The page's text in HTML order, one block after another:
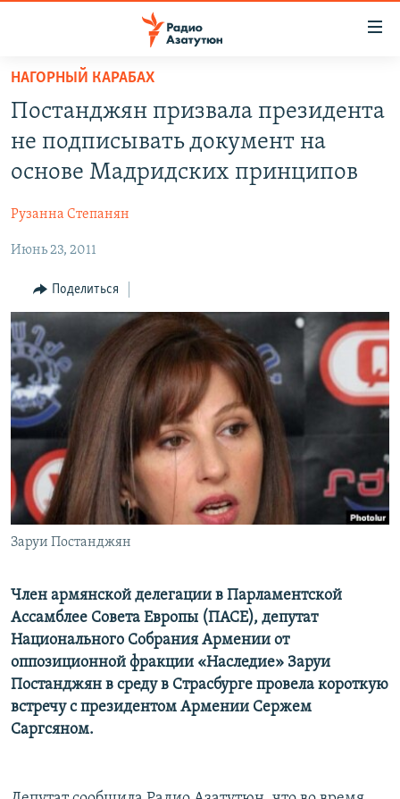
Перейти
основному
содержанию
основной
навигации
Перейти
поиску
ПОЛИТИКА
ЭКОНОМИКА
РЕГИОН
НАГОРНЫЙ КАРАБАХ
КУЛЬТУРА
СПОРТ
АРХИВ
Հայերեն
English
Русский
Все сайты Радио Азатутюн
НАГОРНЫЙ КАРАБАХ
Постанджян призвала президента
не подписывать документ на
основе Мадридских принципов
Рузанна Степанян
Июнь 23, 2011
Поделиться
Заруи Постанджян
Член армянской делегации в Парламентской
Ассамблее Совета Европы (ПАСЕ), депутат
Национального Собрания Армении от
оппозиционной фракции «Наследие» Заруи
Постанджян в среду в Страсбурге провела короткую
встречу с президентом Армении Сержем
Саргсяном.